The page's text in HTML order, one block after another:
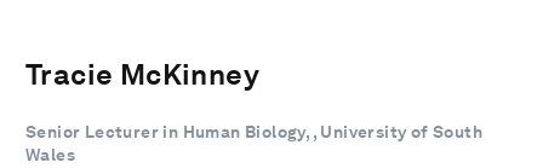
Tracie McKinney
Senior Lecturer in Human Biology, , University of South
Wales